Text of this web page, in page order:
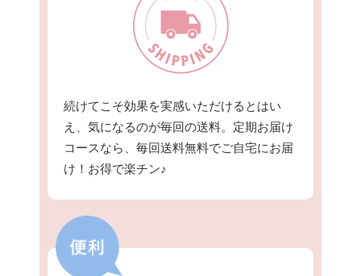
続けてこそ効果を実感いただけるとはい
え、気になるのが毎回の送料。定期お届け
コースなら、毎回送料無料でご自宅にお届
け！お得で楽チン♪